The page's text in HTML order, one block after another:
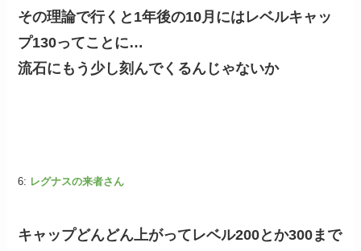
その理論で行くと1年後の10月にはレベルキャッ
プ130ってことに…
流石にもう少し刻んでくるんじゃないか
6: レグナスの来者さん
キャップどんどん上がってレベル200とか300まで